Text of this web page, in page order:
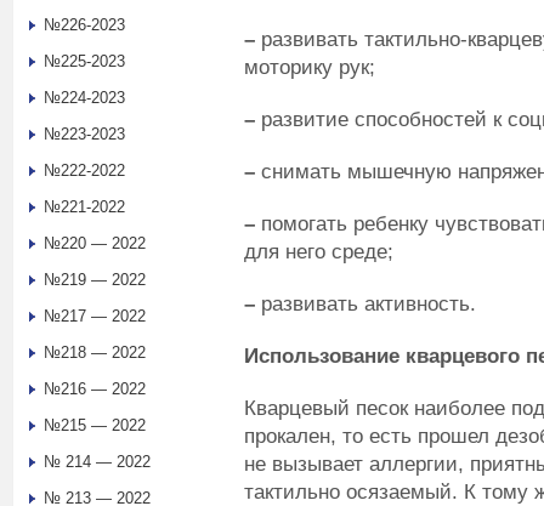
– развивать тактильно-
моторику рук;
– развитие способностей к
– снимать мышечную
– помогать ребенку
для него среде;
– развивать активность.
Использование кварцевого
Кварцевый песок наиболее
прокален, то есть прошел
не вызывает аллергии,
тактильно осязаемый. К тому
№226-2023
№225-2023
№224-2023
№223-2023
№222-2022
№221-2022
№220 — 2022
№219 — 2022
№217 — 2022
№218 — 2022
№216 — 2022
№215 — 2022
№ 214 — 2022
№ 213 — 2022